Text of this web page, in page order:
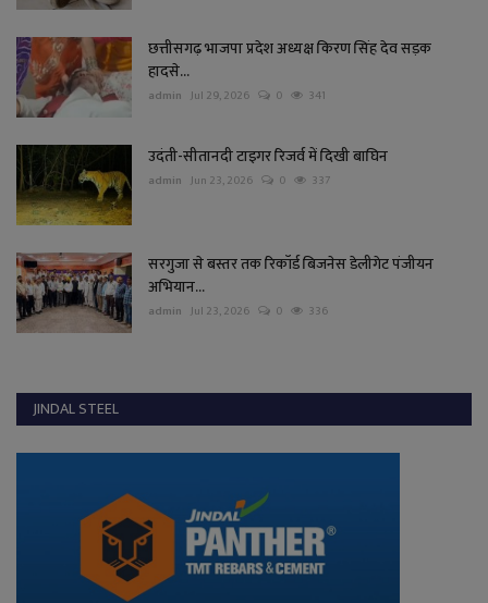
छत्तीसगढ़ भाजपा प्रदेश अध्यक्ष किरण सिंह देव सड़क
हादसे...
admin Jul 29, 2026 0 341
उदंती-सीतानदी टाइगर रिजर्व में दिखी बाघिन
admin Jun 23, 2026 0 337
सरगुजा से बस्तर तक रिकॉर्ड बिजनेस डेलीगेट पंजीयन
अभियान...
admin Jul 23, 2026 0 336
JINDAL STEEL